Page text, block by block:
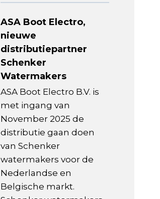
ASA Boot Electro,
nieuwe
distributiepartner
Schenker
Watermakers
ASA Boot Electro B.V. is
met ingang van
November 2025 de
distributie gaan doen
van Schenker
watermakers voor de
Nederlandse en
Belgische markt.